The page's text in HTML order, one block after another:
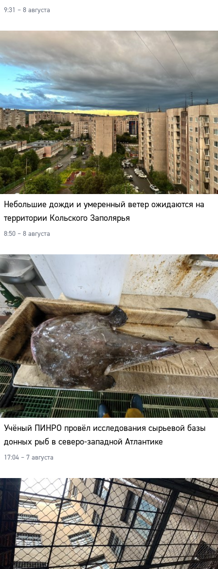
9:31 – 8 августа
Небольшие дожди и умеренный ветер ожидаются на
территории Кольского Заполярья
8:50 – 8 августа
Учёный ПИНРО провёл исследования сырьевой базы
донных рыб в северо-западной Атлантике
17:04 – 7 августа
Сайт: